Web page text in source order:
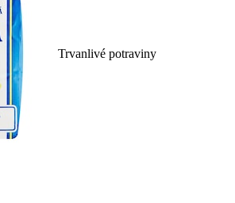
Trvanlivé potraviny